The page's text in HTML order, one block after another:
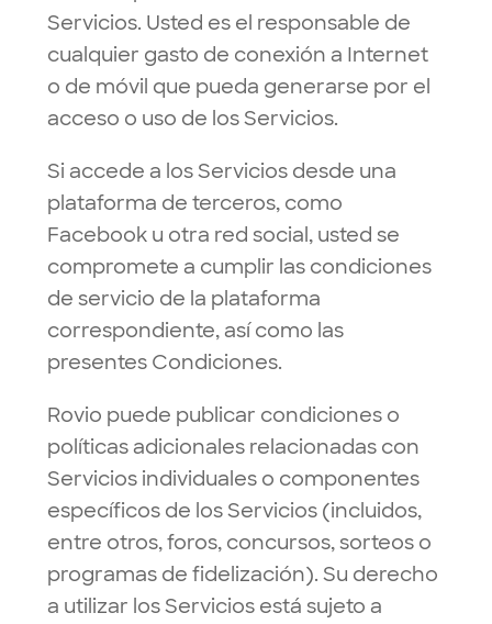
Servicios. Usted es el responsable de
cualquier gasto de conexión a Internet
o de móvil que pueda generarse por el
acceso o uso de los Servicios.
Si accede a los Servicios desde una
plataforma de terceros, como
Facebook u otra red social, usted se
compromete a cumplir las condiciones
de servicio de la plataforma
correspondiente, así como las
presentes Condiciones.
Rovio puede publicar condiciones o
políticas adicionales relacionadas con
Servicios individuales o componentes
específicos de los Servicios (incluidos,
entre otros, foros, concursos, sorteos o
programas de fidelización). Su derecho
a utilizar los Servicios está sujeto a